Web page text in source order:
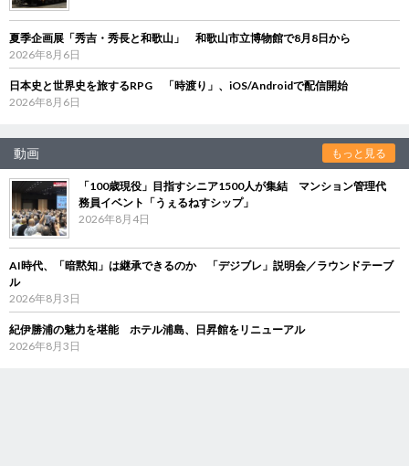
夏季企画展「秀吉・秀長と和歌山」 和歌山市立博物館で8月8日から
2026年8月6日
日本史と世界史を旅するRPG 「時渡り」、iOS/Androidで配信開始
2026年8月6日
動画 もっと見る
「100歳現役」目指すシニア1500人が集結 マンション管理代
務員イベント「うぇるねすシップ」
2026年8月4日
AI時代、「暗黙知」は継承できるのか 「デジブレ」説明会／ラウンドテーブ
ル
2026年8月3日
紀伊勝浦の魅力を堪能 ホテル浦島、日昇館をリニューアル
2026年8月3日